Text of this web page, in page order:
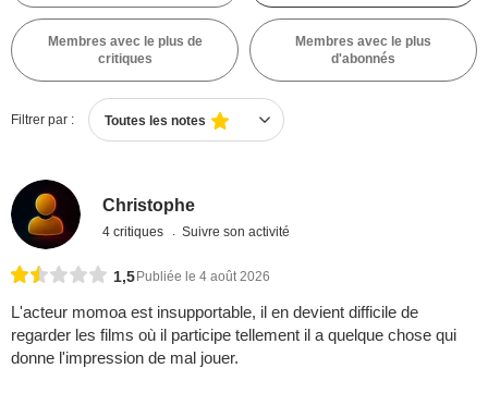
Membres avec le plus de
critiques
Membres avec le plus
d'abonnés
Filtrer par : Toutes les notes
Christophe
4 critiques Suivre son activité
1,5 Publiée le 4 août 2026
L'acteur momoa est insupportable, il en devient difficile de
regarder les films où il participe tellement il a quelque chose qui
donne l'impression de mal jouer.